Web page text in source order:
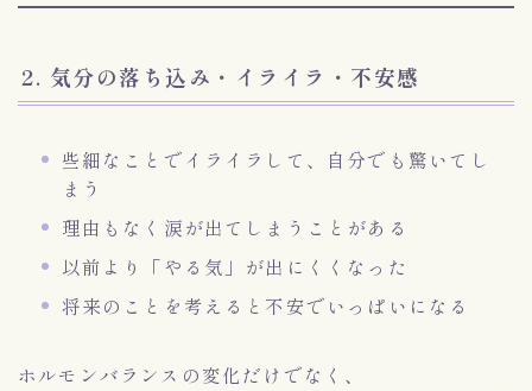
2. 気分の落ち込み・イライラ・不安感
些細なことでイライラして、自分でも驚いてし
まう
理由もなく涙が出てしまうことがある
以前より「やる気」が出にくくなった
将来のことを考えると不安でいっぱいになる
ホルモンバランスの変化だけでなく、